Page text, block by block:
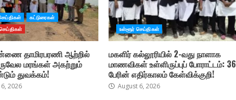
கட்டுரைகள்
தாமிரபரணி ஆற்றில்
மரங்கள் அகற்றும்
துவக்கம்!
2026
உள்ளூர் செய்திகள்
மகளிர் கல்லூரியில் 2-வது நாளாக
மாணவிகள் உள்ளிருப்புப் போராட்டம்: 36
பேரின் எதிர்காலம் கேள்விக்குறி!
August 6, 2026